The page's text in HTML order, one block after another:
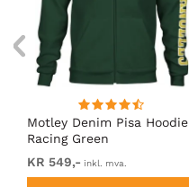
Motley Denim Pisa Hoodie
Racing Green
KR 549,- inkl. mva.